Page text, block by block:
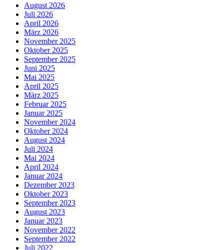
August 2026
Juli 2026
April 2026
März 2026
November 2025
Oktober 2025
September 2025
Juni 2025
Mai 2025
April 2025
März 2025
Februar 2025
Januar 2025
November 2024
Oktober 2024
August 2024
Juli 2024
Mai 2024
April 2024
Januar 2024
Dezember 2023
Oktober 2023
September 2023
August 2023
Januar 2023
November 2022
September 2022
Juli 2022